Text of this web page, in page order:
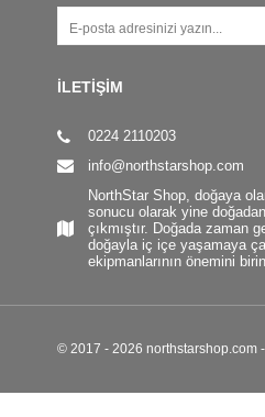
İLETİŞİM
0224 2110203
info@northstarshop.com
NorthStar Shop, doğaya
sonucu olarak yine
çıkmıştır. Doğada zaman
doğayla iç içe yaşamaya
ekipmanlarının önemini
© 2017 - 2026 northstarshop.com -